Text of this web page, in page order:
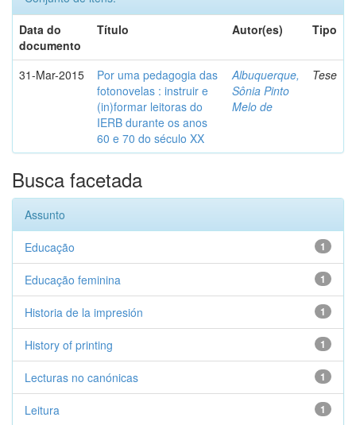
Data do
documento
Título Autor(es) Tipo
31-Mar-2015
Por uma pedagogia das
fotonovelas : instruir e
(in)formar leitoras do
IERB durante os anos
60 e 70 do século XX
Albuquerque,
Sônia Pinto
Melo de
Tese
Busca facetada
Assunto
1
Educação
1
Educação feminina
1
Historia de la impresión
1
History of printing
1
Lecturas no canónicas
1
Leitura